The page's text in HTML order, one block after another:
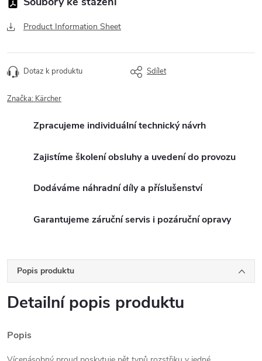
Product Information Sheet
Dotaz k produktu Sdílet
Značka: Kärcher
Zpracujeme individuální technický návrh
Zajistíme školení obsluhy a uvedení do provozu
Dodáváme náhradní díly a příslušenství
Garantujeme záruční servis i pozáruční opravy
Popis produktu
Detailní popis produktu
Popis